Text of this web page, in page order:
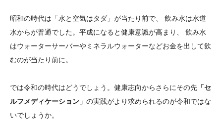
昭和の時代は「水と空気はタダ」が当たり前で、 飲み水は水道
水からが普通でした。平成になると健康意識が高まり、 飲み水
はウォーターサーバーやミネラルウォーターなどお金を出して飲
むのが当たり前に。
では令和の時代はどうでしょう。健康志向からさらにその先 「セ
ルフメディケーション」 の実践がより求められるのが令和ではな
いでしょうか。